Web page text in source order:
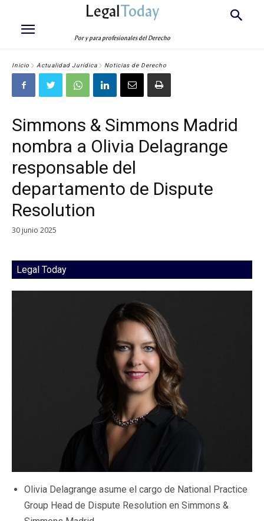
LegalToday
Por y para profesionales del Derecho
Inicio Actualidad Jurídica Noticias de Derecho
Simmons & Simmons Madrid
nombra a Olivia Delagrange
responsable del
departamento de Dispute
Resolution
30 junio 2025
Legal Today
Olivia Delagrange asume el cargo de National Practice
Group Head de Dispute Resolution en Simmons &